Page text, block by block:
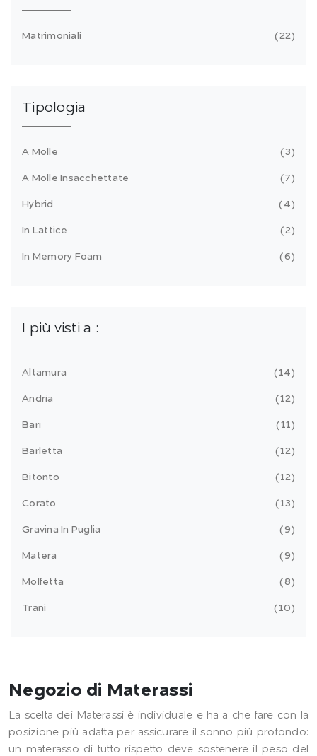
Matrimoniali 22
Tipologia
A Molle 3
A Molle Insacchettate 7
Hybrid 4
In Lattice 2
In Memory Foam 6
I più visti a :
Altamura 14
Andria 12
Bari 11
Barletta 12
Bitonto 12
Corato 13
Gravina In Puglia 9
Matera 9
Molfetta 8
Trani 10
Negozio di Materassi
La scelta dei Materassi è individuale e ha a che fare con la
posizione più adatta per assicurare il sonno più profondo:
un materasso di tutto rispetto deve sostenere il peso del